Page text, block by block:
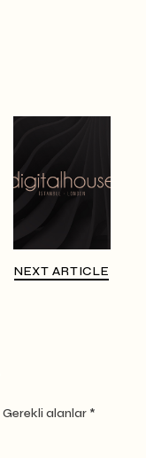
NEXT ARTICLE
Gerekli alanlar *